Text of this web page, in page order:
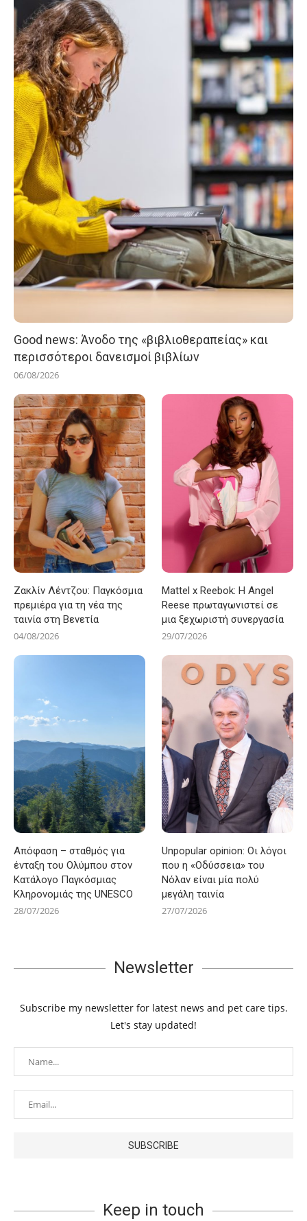
Good news: Άνοδο της «βιβλιοθεραπείας» και
περισσότεροι δανεισμοί βιβλίων
06/08/2026
Ζακλίν Λέντζου: Παγκόσμια
πρεμιέρα για τη νέα της
ταινία στη Βενετία
04/08/2026
Mattel x Reebok: Η Angel
Reese πρωταγωνιστεί σε
μια ξεχωριστή συνεργασία
29/07/2026
Απόφαση – σταθμός για
ένταξη του Ολύμπου στον
Κατάλογο Παγκόσμιας
Κληρονομιάς της UNESCO
28/07/2026
Unpopular opinion: Οι λόγοι
που η «Οδύσσεια» του
Νόλαν είναι μία πολύ
μεγάλη ταινία
27/07/2026
Newsletter
Subscribe my newsletter for latest news and pet care tips.
Let's stay updated!
Keep in touch